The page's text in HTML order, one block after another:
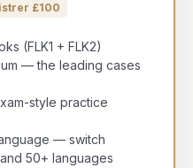
£100
(FLK1 + FLK2)
— the leading cases
style practice
— switch
50+ languages